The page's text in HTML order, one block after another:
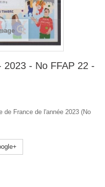
2023 - No FFAP 22 -
France de l'année 2023 (No